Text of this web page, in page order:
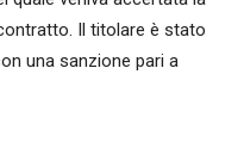
Il titolare è stato
una sanzione pari a